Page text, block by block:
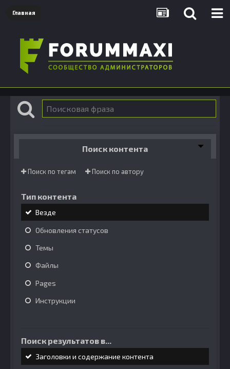
Главная
Поиск контента
Поиск по тегам Поиск по автору
Тип контента
Везде
Обновления статусов
Темы
Файлы
Pages
Инструкции
Поиск результатов в...
Заголовки и содержание контента